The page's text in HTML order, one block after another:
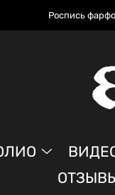
Роспись